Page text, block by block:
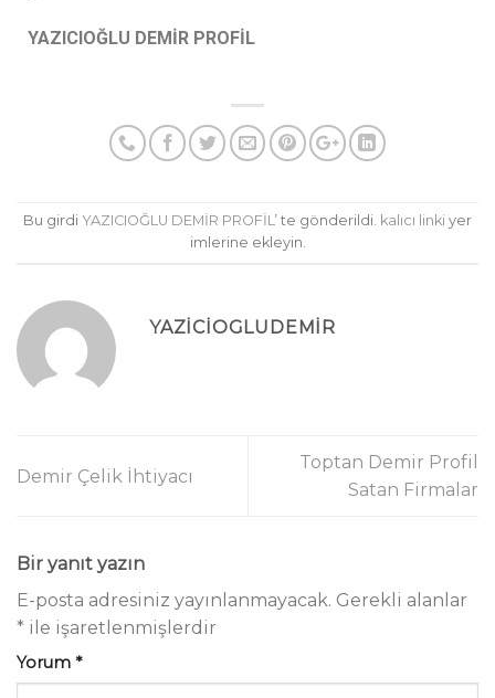
YAZICIOĞLU DEMİR PROFİL
Bu girdi YAZICIOĞLU DEMİR PROFİL’ te gönderildi. kalıcı linki yer
imlerine ekleyin.
YAZICIOGLUDEMIR
Demir Çelik İhtiyacı
Toptan Demir Profil
Satan Firmalar
Bir yanıt yazın
E-posta adresiniz yayınlanmayacak. Gerekli alanlar
* ile işaretlenmişlerdir
Yorum *